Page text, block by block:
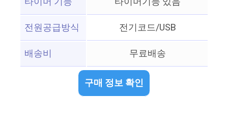
전원공급방식
전기코드/USB
배송비
무료배송
구매 정보 확인